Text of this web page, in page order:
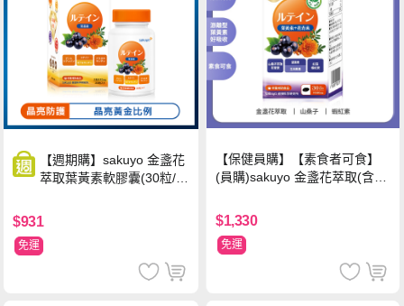
【週期購】sakuyo 金盞花
萃取葉黃素軟膠囊(30粒/
$931
免運
【保健員購】【素食者可食】
(員購)sakuyo 金盞花萃取(含葉
瓶)
$1,330
免運